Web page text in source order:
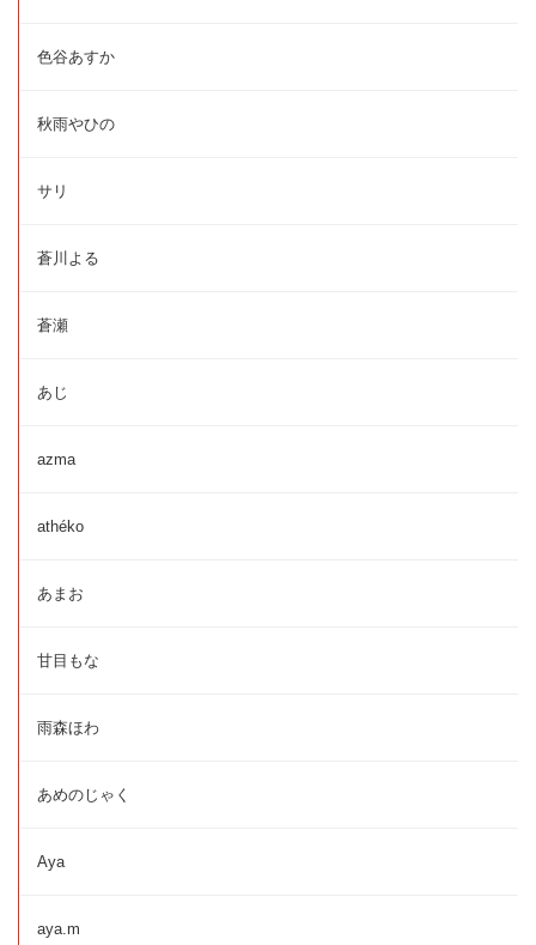
色谷あすか
秋雨やひの
サリ
蒼川よる
蒼瀬
あじ
azma
athéko
あまお
甘目もな
雨森ほわ
あめのじゃく
Aya
aya.m